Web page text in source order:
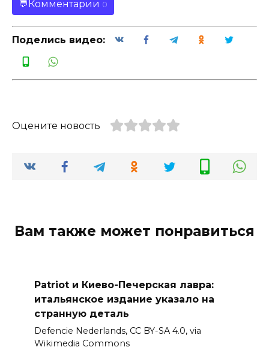
Комментарии 0
Поделись видео:
Оцените новость
Вам также может понравиться
Patriot и Киево-Печерская лавра:
итальянское издание указало на
странную деталь
Defencie Nederlands, CC BY-SA 4.0, via
Wikimedia Commons